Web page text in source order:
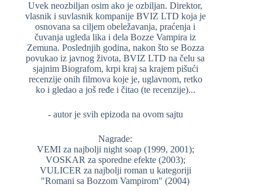
Uvek neozbiljan osim ako je ozbiljan. Direktor,
vlasnik i suvlasnik kompanije BVIZ LTD koja je
osnovana sa ciljem obeležavanja, praćenja i
čuvanja ugleda lika i dela Bozze Vampira iz
Zemuna. Poslednjih godina, nakon što se Bozza
povukao iz javnog života, BVIZ LTD na čelu sa
sjajnim Biografom, krpi kraj sa krajem pišući
recenzije onih filmova koje je, uglavnom, retko
ko i gledao a još ređe i čitao (te recenzije)...
- autor je svih epizoda na ovom sajtu
Nagrade:
VEMI za najbolji night soap (1999, 2001);
VOSKAR za sporedne efekte (2003);
VULICER za najbolji roman u kategoriji
"Romani sa Bozzom Vampirom" (2004)